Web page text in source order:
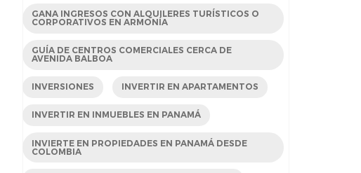
GANA INGRESOS CON ALQUILERES TURÍSTICOS O
CORPORATIVOS EN ARMONÍA
GUÍA DE CENTROS COMERCIALES CERCA DE
AVENIDA BALBOA
INVERSIONES INVERTIR EN APARTAMENTOS
INVERTIR EN INMUEBLES EN PANAMÁ
INVIERTE EN PROPIEDADES EN PANAMÁ DESDE
COLOMBIA